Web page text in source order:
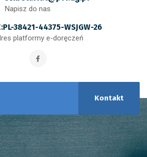
Napisz do nas
38421-44375-WSJGW-26
platformy e-doręczeń
Kontakt